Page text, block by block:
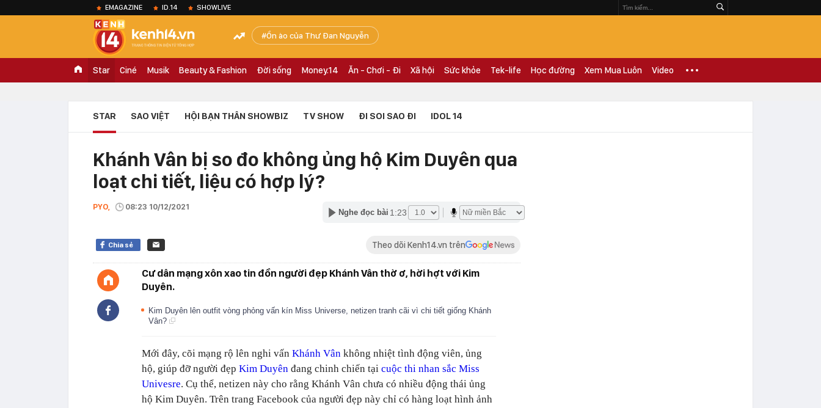
EMAGAZINE ID.14 SHOWLIVE
Ồn ào của Thư Đan Nguyễn
Star Ciné Musik Beauty & Fashion Đời sống Money.14 Ăn - Chơi - Đi Xã hội Sức khỏe Tek-life Học đường Xem Mua Luôn Video
STAR SAO VIỆT HỘI BẠN THÂN SHOWBIZ TV SHOW ĐI SOI SAO ĐI IDOL 14
Khánh Vân bị so đo không ủng hộ Kim Duyên qua
loạt chi tiết, liệu có hợp lý?
PYO, 08:23 10/12/2021
Nghe đọc bài 1:23
Chia sẻ Theo dõi Kenh14.vn trên
Cư dân mạng xôn xao tin đồn người đẹp Khánh Vân thờ ơ, hời hợt với Kim
Duyên.
Kim Duyên lên outfit vòng phỏng vấn kín Miss Universe, netizen tranh cãi vì chi tiết giống Khánh
Vân?
Mới đây, cõi mạng rộ lên nghi vấn Khánh Vân không nhiệt tình động viên, ủng
hộ, giúp đỡ người đẹp Kim Duyên đang chinh chiến tại cuộc thi nhan sắc Miss
Univesre. Cụ thể, netizen này cho rằng Khánh Vân chưa có nhiều động thái ủng
hộ Kim Duyên. Trên trang Facebook của người đẹp này chỉ có hàng loạt hình ảnh